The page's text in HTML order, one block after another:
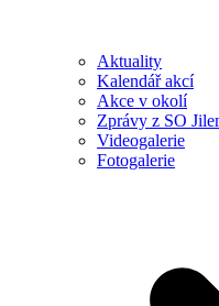
Aktuality
Kalendář akcí
Akce v okolí
Zprávy z SO
Videogalerie
Fotogalerie